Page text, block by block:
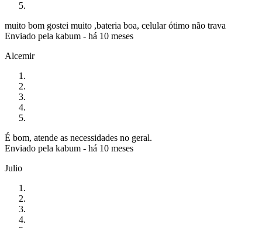
muito bom gostei muito ,bateria boa, celular ótimo não trava
Enviado pela kabum - há 10 meses
Alcemir
É bom, atende as necessidades no geral.
Enviado pela kabum - há 10 meses
Julio